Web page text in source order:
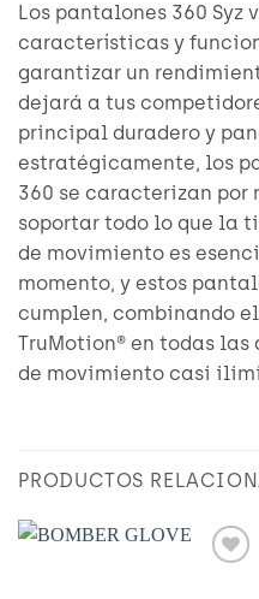
Los pantalones 360 Syz
características y
garantizar un
dejará a tus
principal duradero y
estratégicamente, los
360 se caracterizan por
soportar todo lo que la
de movimiento es
momento, y estos
cumplen, combinando
TruMotion® en todas
de movimiento casi
PRODUCTOS